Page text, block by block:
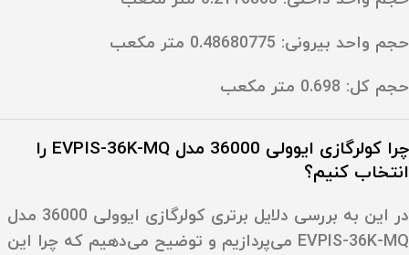
حجم واحد بیرونی: ‎0.48680775 متر مکعب
حجم کل: ‎0.698 متر مکعب
چرا کولرگازی ایوولی 36000 مدل EVPIS-36K-MQ را
انتخاب کنیم؟
در این به بررسی دلایل برتری کولرگازی ایوولی 36000 مدل
EVPIS-36K-MQ می‌پردازیم و توضیح می‌دهیم که چرا این